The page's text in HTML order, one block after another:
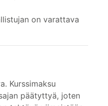
on varattava
Kurssimaksu
päätyttyä, joten